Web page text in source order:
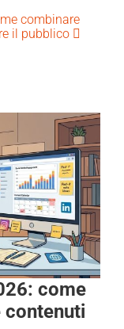
combinare
il pubblico
come
contenuti